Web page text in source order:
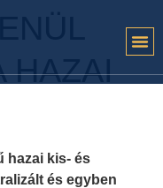
HAZAI
hazai kis- és
és egyben